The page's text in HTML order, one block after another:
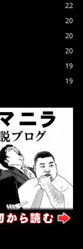
22
20
20
20
19
19